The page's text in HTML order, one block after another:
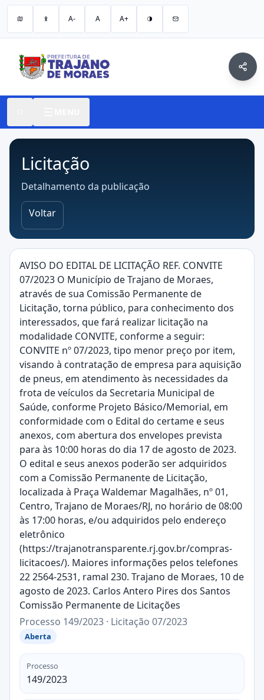
A- A A+
Licitação
Detalhamento da publicação
Voltar
AVISO DO EDITAL DE LICITAÇÃO REF. CONVITE
07/2023 O Município de Trajano de Moraes,
através de sua Comissão Permanente de
Licitação, torna público, para conhecimento dos
interessados, que fará realizar licitação na
modalidade CONVITE, conforme a seguir:
CONVITE nº 07/2023, tipo menor preço por item,
visando à contratação de empresa para aquisição
de pneus, em atendimento às necessidades da
frota de veículos da Secretaria Municipal de
Saúde, conforme Projeto Básico/Memorial, em
conformidade com o Edital do certame e seus
anexos, com abertura dos envelopes prevista
para às 10:00 horas do dia 17 de agosto de 2023.
O edital e seus anexos poderão ser adquiridos
com a Comissão Permanente de Licitação,
localizada à Praça Waldemar Magalhães, nº 01,
Centro, Trajano de Moraes/RJ, no horário de 08:00
às 17:00 horas, e/ou adquiridos pelo endereço
eletrônico
(https://trajanotransparente.rj.gov.br/compras-
licitacoes/). Maiores informações pelos telefones
22 2564-2531, ramal 230. Trajano de Moraes, 10 de
agosto de 2023. Carlos Antero Pires dos Santos
Comissão Permanente de Licitações
Processo 149/2023 · Licitação 07/2023
Aberta
Processo
149/2023